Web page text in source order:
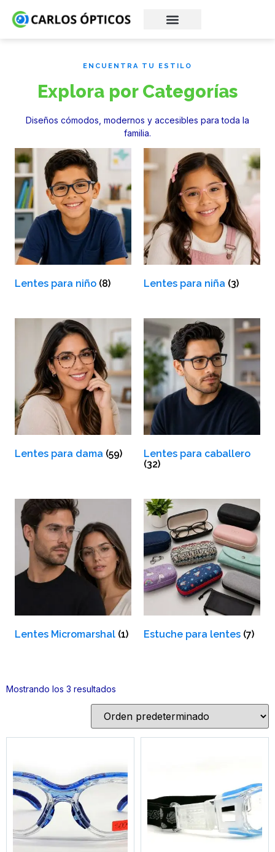
ENCUENTRA TU ESTILO
Explora por Categorías
Diseños cómodos, modernos y accesibles para toda la
familia.
Lentes para niño (8) Lentes para niña (3)
Lentes para dama (59)
Lentes para caballero
(32)
Lentes Micromarshal (1) Estuche para lentes (7)
Mostrando los 3 resultados